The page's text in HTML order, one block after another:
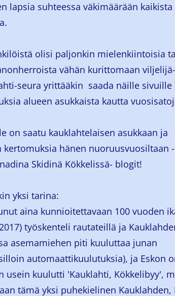
lapsia suhteessa väkimäärään kaikista
olisi paljonkin mielenkiintoisia
vähän kurittomaan viljelijä-
seura yrittääkin saada näille sivuille
alueen asukkaista kautta
on saatu kauklahtelaisen asukkaan ja
kertomuksia hänen nuoruusvuosiltaan
Skidinä Kökkelissä- blogit!
yksi tarina:
aina kunnioitettavaan 100 vuoden
työskenteli rautateillä ja
asemamiehen piti kuuluttaa junan
automaattikuulutuksia), ja Eskon
usein kuulutti 'Kauklahti, Kökkelibyy',
tämä yksi puhekielinen Kauklahden,